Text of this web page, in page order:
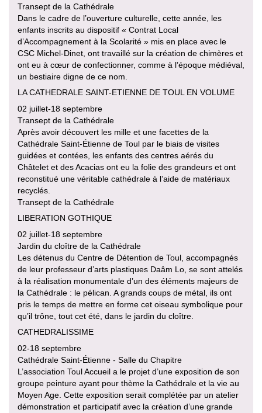
Transept de la Cathédrale
Dans le cadre de l’ouverture culturelle, cette année, les
enfants inscrits au dispositif « Contrat Local
d’Accompagnement à la Scolarité » mis en place avec le
CSC Michel-Dinet, ont travaillé sur la création de chimères et
ont eu à cœur de confectionner, comme à l’époque médiéval,
un bestiaire digne de ce nom.
LA CATHEDRALE SAINT-ETIENNE DE TOUL EN VOLUME
02 juillet-18 septembre
Transept de la Cathédrale
Après avoir découvert les mille et une facettes de la
Cathédrale Saint-Étienne de Toul par le biais de visites
guidées et contées, les enfants des centres aérés du
Châtelet et des Acacias ont eu la folie des grandeurs et ont
reconstitué une véritable cathédrale à l’aide de matériaux
recyclés.
Transept de la Cathédrale
LIBERATION GOTHIQUE
02 juillet-18 septembre
Jardin du cloître de la Cathédrale
Les détenus du Centre de Détention de Toul, accompagnés
de leur professeur d’arts plastiques Daâm Lo, se sont attelés
à la réalisation monumentale d’un des éléments majeurs de
la Cathédrale : le pélican. A grands coups de métal, ils ont
pris le temps de mettre en forme cet oiseau symbolique pour
qu’il trône, tout cet été, dans le jardin du cloître.
CATHEDRALISSIME
02-18 septembre
Cathédrale Saint-Étienne - Salle du Chapitre
L’association Toul Accueil a le projet d’une exposition de son
groupe peinture ayant pour thème la Cathédrale et la vie au
Moyen Age. Cette exposition serait complétée par un atelier
démonstration et participatif avec la création d’une grande